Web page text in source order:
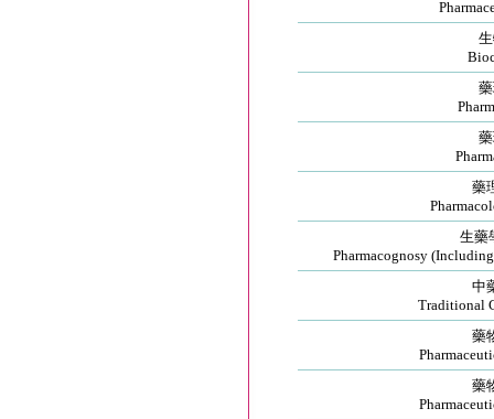
藥
生藥
Pharmacognosy
中
Traditional
藥
藥